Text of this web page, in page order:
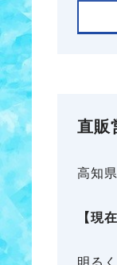
直販
高知
【現
明る